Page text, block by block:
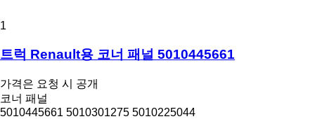
1
트럭 Renault용 코너 패널 5010445661
가격은 요청 시 공개
코너 패널
5010445661 5010301275 5010225044